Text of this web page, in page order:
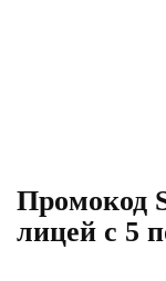
Промокод
лицей с 5